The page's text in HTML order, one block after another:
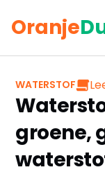
Oranje
WATERSTOF
groene,